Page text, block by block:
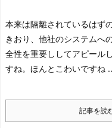
本来は隔離されているはず
きおり、他社のシステムへ
全性を重要ししてアピール
すね。 ほんとこわいですね
記事を読